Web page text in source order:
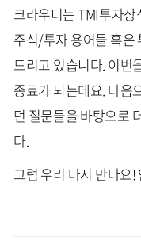
크라우디는 TMI투자
주식/투자 용어들 혹은
드리고 있습니다. 이번
종료가 되는데요. 다음
던 질문들을 바탕으로
다.
그럼 우리 다시 만나요!